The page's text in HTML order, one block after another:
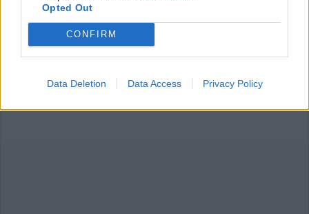
Opted Out
CONFIRM
Data Deletion Data Access Privacy Policy
di VareseNews.it, che rimane autonoma e indipendente. I messaggi inclusi nei
commenti non sono testi giornalistici, ma post inviati dai singoli lettori che
possono essere automaticamente pubblicati senza filtro preventivo. I commenti
che includano uno o più link a siti esterni verranno rimossi in automatico dal